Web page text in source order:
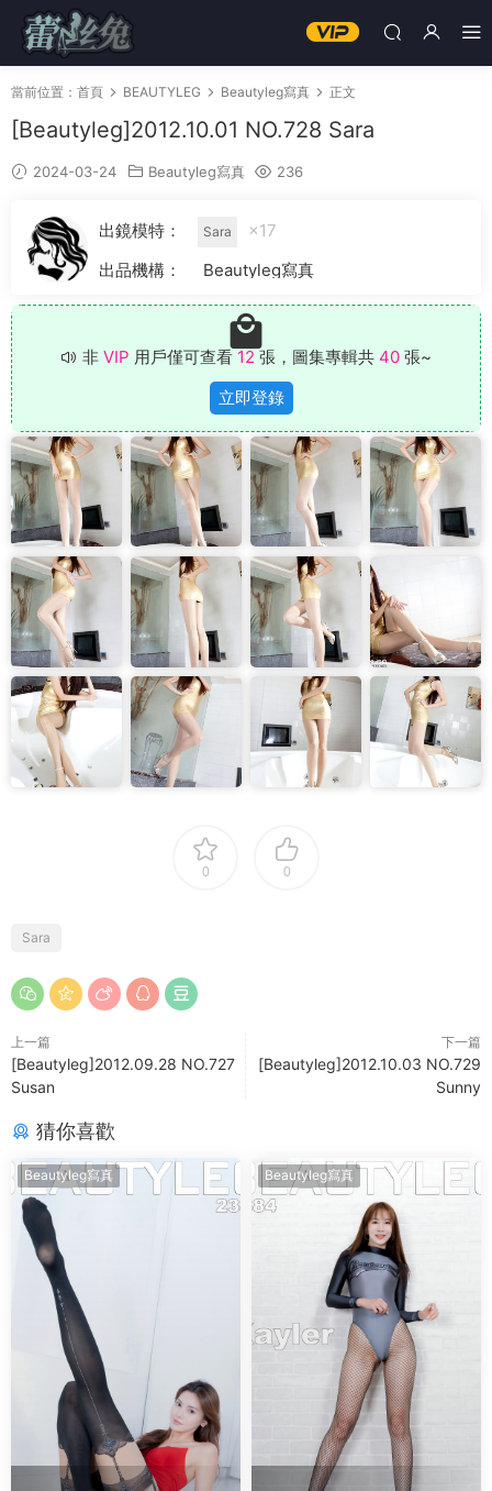
當前位置： 首頁 BEAUTYLEG Beautyleg寫真 正文
[Beautyleg]2012.10.01 NO.728 Sara
2024-03-24 Beautyleg寫真 236
出鏡模特： Sara
×17
出品機構：
Beautyleg寫真
非 VIP 用戶僅可查看 12 張，圖集專輯共 40 張~
立即登錄
0 0
Sara
上一篇
[Beautyleg]2012.09.28 NO.727
Susan
下一篇
[Beautyleg]2012.10.03 NO.729
Sunny
猜你喜歡
Beautyleg寫真 Beautyleg寫真